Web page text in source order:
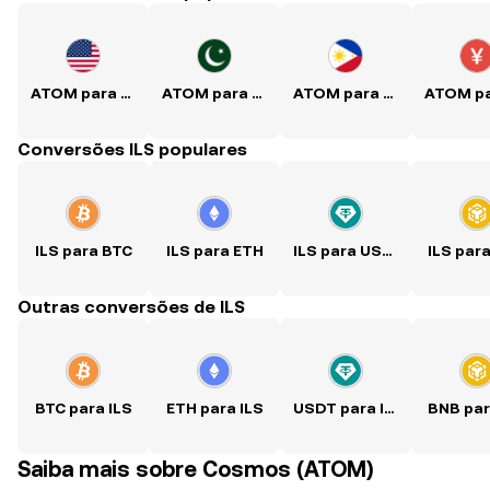
ATOM para USD ATOM para PKR ATOM para PHP
Conversões ILS populares
ILS para BTC ILS para ETH ILS para USDT ILS
Outras conversões de ILS
BTC para ILS ETH para ILS USDT para ILS BNB
Saiba mais sobre Cosmos (ATOM)